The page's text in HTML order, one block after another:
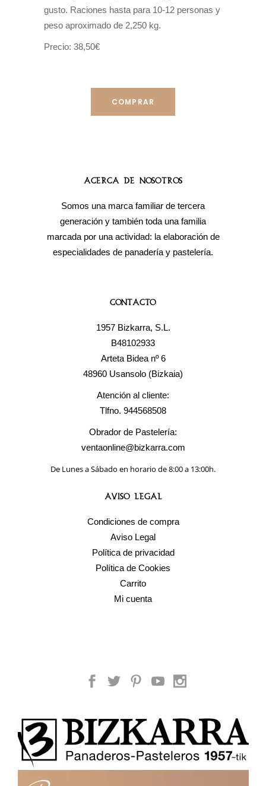
gusto. Raciones hasta para 10-12 personas y
peso aproximado de 2,250 kg.
Precio: 38,50€
COMPRAR
Acerca de Nosotros
Somos una marca familiar de tercera
generación y también toda una familia
marcada por una actividad: la elaboración de
especialidades de panadería y pastelería.
Contacto
1957 Bizkarra, S.L.
B48102933
Arteta Bidea nº 6
48960 Usansolo (Bizkaia)
Atención al cliente:
Tlfno. 944568508
Obrador de Pastelería:
ventaonline@bizkarra.com
De Lunes a Sábado en horario de 8:00 a 13:00h.
Aviso Legal
Condiciones de compra
Aviso Legal
Política de privacidad
Política de Cookies
Carrito
Mi cuenta